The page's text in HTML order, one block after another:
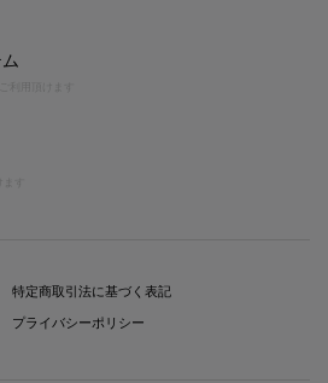
利用頂けます
特定商取引法に基づく表記
プライバシーポリシー